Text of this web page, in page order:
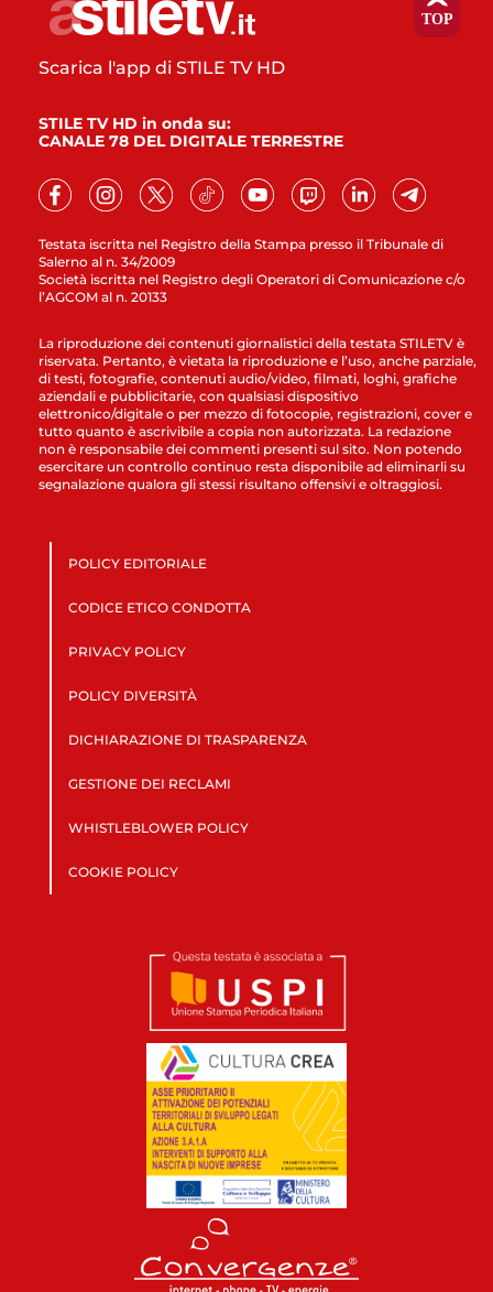
Testata iscritta nel Registro della Stampa presso il Tribunale di
Salerno al n. 34/2009
Società iscritta nel Registro degli Operatori di Comunicazione c/o
l’AGCOM al n. 20133
Scarica l'app di STILE TV HD
STILE TV HD in onda su:
CANALE 78 DEL DIGITALE TERRESTRE
La riproduzione dei contenuti giornalistici della testata STILETV è
riservata. Pertanto, è vietata la riproduzione e l’uso, anche parziale,
di testi, fotografie, contenuti audio/video, filmati, loghi, grafiche
aziendali e pubblicitarie, con qualsiasi dispositivo
elettronico/digitale o per mezzo di fotocopie, registrazioni, cover e
tutto quanto è ascrivibile a copia non autorizzata. La redazione
non è responsabile dei commenti presenti sul sito. Non potendo
esercitare un controllo continuo resta disponibile ad eliminarli su
segnalazione qualora gli stessi risultano offensivi e oltraggiosi.
POLICY EDITORIALE
CODICE ETICO CONDOTTA
PRIVACY POLICY
POLICY DIVERSITÀ
DICHIARAZIONE DI TRASPARENZA
GESTIONE DEI RECLAMI
WHISTLEBLOWER POLICY
COOKIE POLICY